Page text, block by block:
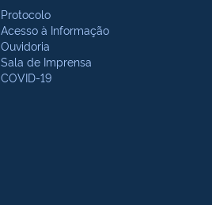
Protocolo
Acesso à Informação
Ouvidoria
Sala de Imprensa
COVID-19